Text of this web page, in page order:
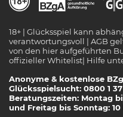
18+ | Glücksspiel kann
verantwortungsvoll | AGB
von den hier aufgeführten
offizieller Whitelist| Hilfe
Anonyme & kostenlose
Glücksspielsucht: 0800 1
Beratungszeiten: Montag
und Freitag bis Sonntag: 10